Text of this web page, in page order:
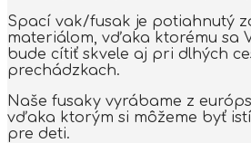
Spací vak/fusak je potiahnutý
materiálom, vďaka ktorému sa
bude cítiť skvele aj pri dlhých
prechádzkach.
Naše fusaky vyrábame z
vďaka ktorým si môžeme byť
pre deti.